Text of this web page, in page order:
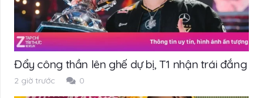
Đẩy công thần lên ghế dự bị, T1 nhận trái đắng
2 giờ trước 0